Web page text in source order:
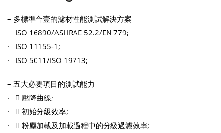
– 多標準合壹的濾材性能測試解決方案
· ISO 16890/ASHRAE 52.2/EN 779;
· ISO 11155-1;
· ISO 5011/ISO 19713;
– 五大必要項目的測試能力
·  壓降曲線;
·  初始分級效率;
·  粉塵加載及加載過程中的分級過濾效率;